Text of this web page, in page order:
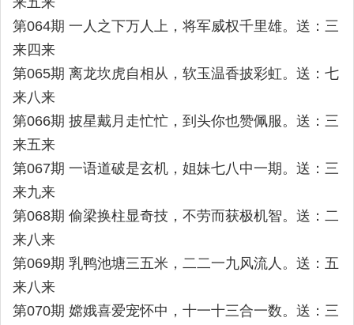
第064期 一人之下万人上，将军威权千里雄。送：三
来四来
第065期 离龙坎虎自相从，软玉温香披彩虹。送：七
来八来
第066期 披星戴月走忙忙，到头你也赞佩服。送：三
来五来
第067期 一语道破是玄机，姐妹七八中一期。送：三
来九来
第068期 偷梁换柱显奇技，不劳而获极机智。送：二
来八来
第069期 乳鸭池塘三五米，二二一九风流人。送：五
来八来
第070期 嫦娥喜爱宠怀中，十一十三合一数。送：三